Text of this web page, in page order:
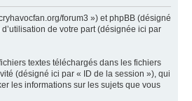
forum3 ») et phpBB (désigné
de votre part (désignée ici par
textes téléchargés dans les fichiers
(désigné ici par « ID de la session »), qui
les informations sur les sujets que vous